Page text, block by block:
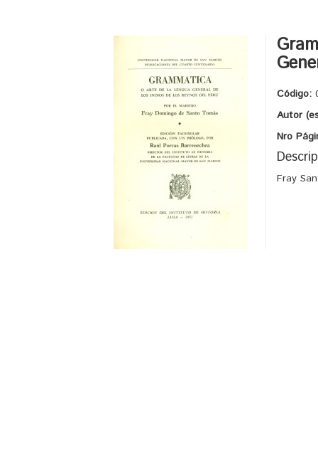
Código:
Autor
Nro
Fray